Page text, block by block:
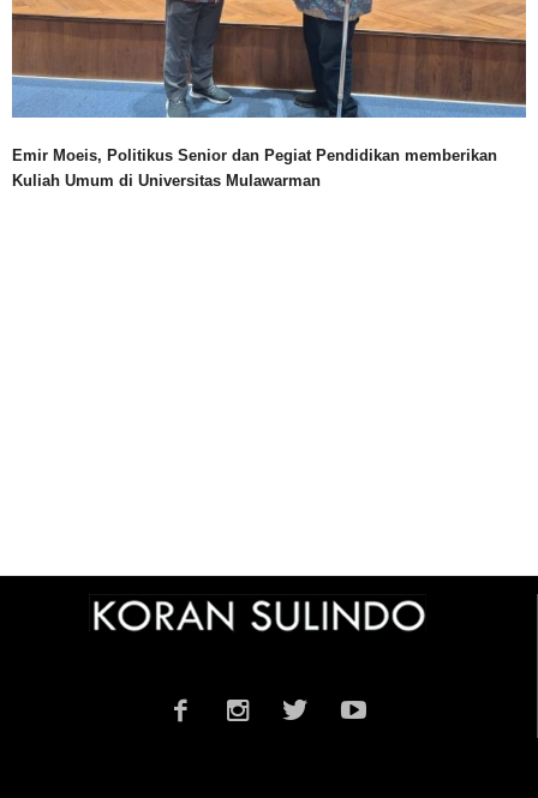
Emir Moeis, Politikus Senior dan Pegiat Pendidikan memberikan
Kuliah Umum di Universitas Mulawarman